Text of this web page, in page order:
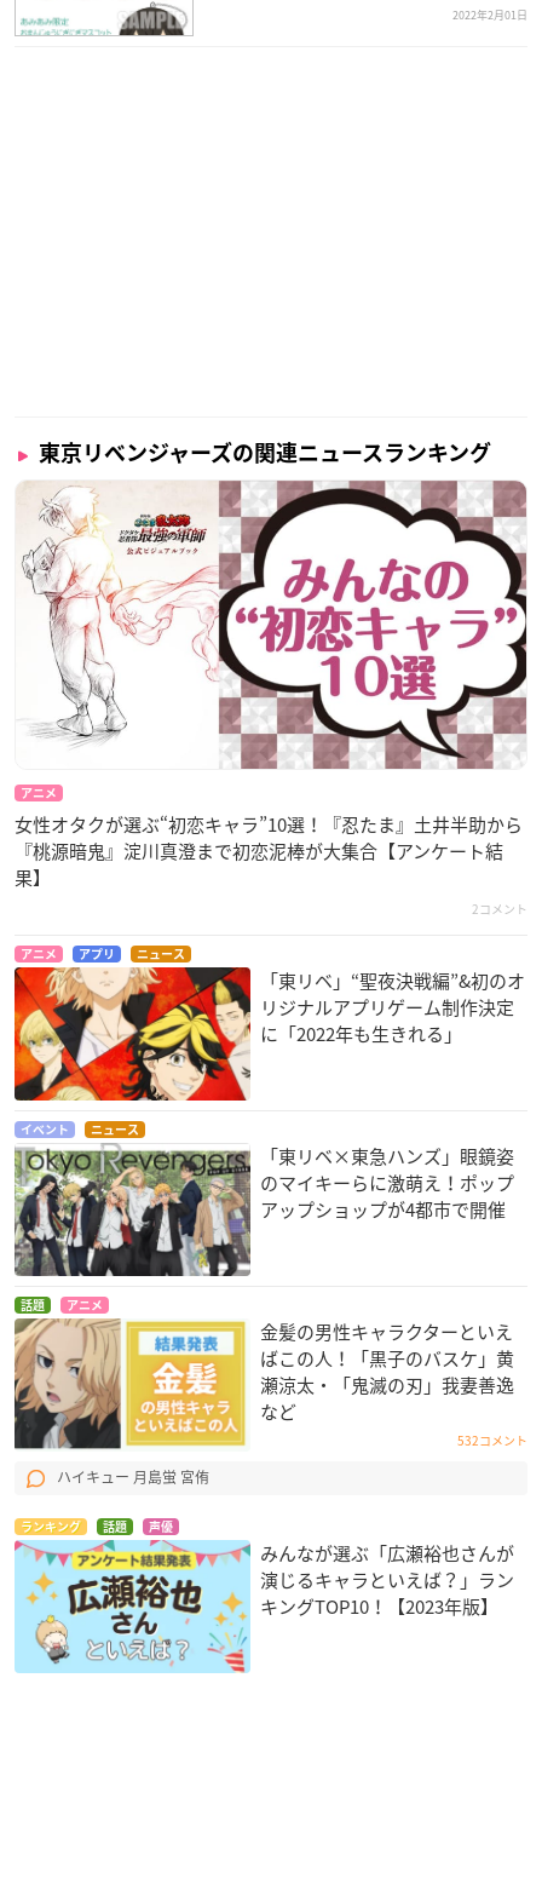
2022年2月01日
東京リベンジャーズの関連ニュースランキング
アニメ
女性オタクが選ぶ“初恋キャラ”10選！『忍たま』土井半助から
『桃源暗鬼』淀川真澄まで初恋泥棒が大集合【アンケート結
果】
2コメント
アニメ アプリ ニュース
「東リベ」“聖夜決戦編”&初のオ
リジナルアプリゲーム制作決定
に「2022年も生きれる」
イベント ニュース
「東リベ×東急ハンズ」眼鏡姿
のマイキーらに激萌え！ポップ
アップショップが4都市で開催
話題 アニメ
金髪の男性キャラクターといえ
ばこの人！「黒子のバスケ」黄
瀬涼太・「鬼滅の刃」我妻善逸
など
532コメント
ハイキュー 月島蛍 宮侑
ランキング 話題 声優
みんなが選ぶ「広瀬裕也さんが
演じるキャラといえば？」ラン
キングTOP10！【2023年版】